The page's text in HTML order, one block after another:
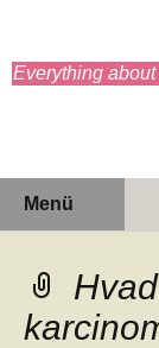
Everything
Menü